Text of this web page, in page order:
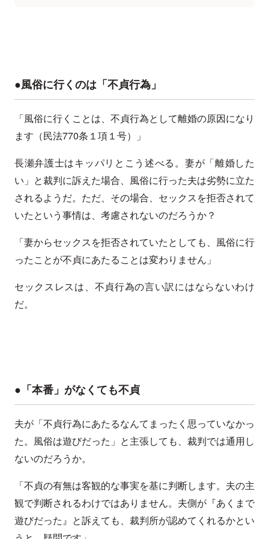
●風俗に行くのは「不貞行為」
「風俗に行くことは、不貞行為として離婚の原因になり
ます（民法770条１項１号）」
長瀬弁護士はキッパリとこう述べる。妻が「離婚した
い」と裁判に訴えた場合、風俗に行った夫は劣勢に立た
されるようだ。ただ、その場合、セックスを拒否されて
いたという事情は、考慮されないのだろうか？
「妻からセックスを拒否されていたとしても、風俗に行
ったことが不貞にあたることは変わりません」
セックスレスは、不貞行為の言い訳にはならないわけ
だ。
●「本番」がなくても不貞
夫が「不貞行為にあたるなんてまったく思っていなかっ
た。風俗は遊びだった」と主張しても、裁判では通用し
ないのだろうか。
「不貞の有無は客観的な事実を基に判断します。夫の主
観で判断されるわけではありません。夫側が『あくまで
遊びだった』と訴えても、裁判所が認めてくれるかとい